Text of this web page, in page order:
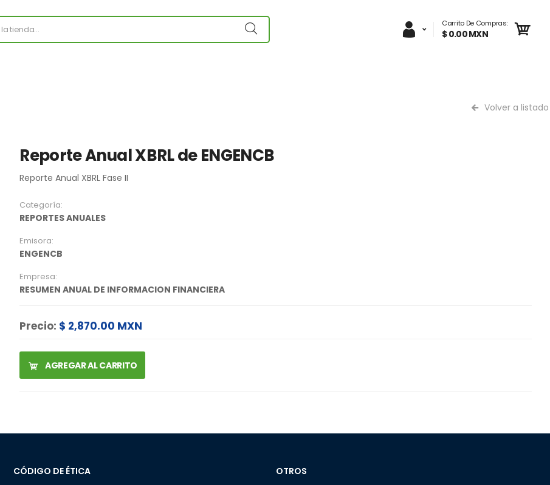
Carrito De Compras:
$ 0.00 MXN
Volver a listado
Reporte Anual XBRL de ENGENCB
Reporte Anual XBRL Fase II
Categoría:
REPORTES ANUALES
Emisora:
ENGENCB
Empresa:
RESUMEN ANUAL DE INFORMACION FINANCIERA
Precio: $ 2,870.00 MXN
AGREGAR AL CARRITO
CÓDIGO DE ÉTICA OTROS